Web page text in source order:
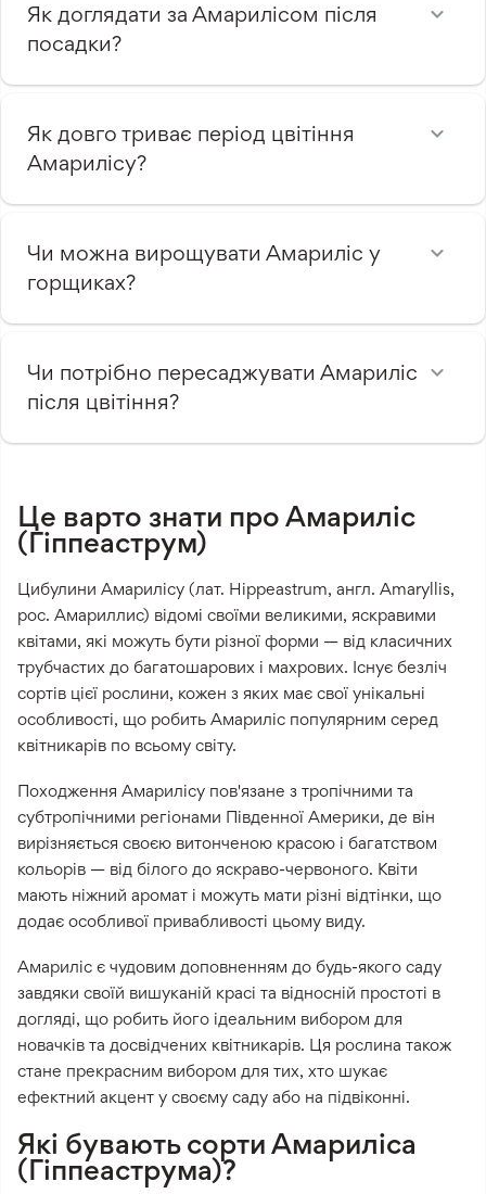
Як доглядати за Амарилісом після
посадки?
Як довго триває період цвітіння
Амарилісу?
Чи можна вирощувати Амариліс у
горщиках?
Чи потрібно пересаджувати Амариліс
після цвітіння?
Це варто знати про Амариліс
(Гіппеаструм)
Цибулини Амарилісу (лат. Hippeastrum, англ. Amaryllis,
рос. Амариллис) відомі своїми великими, яскравими
квітами, які можуть бути різної форми — від класичних
трубчастих до багатошарових і махрових. Існує безліч
сортів цієї рослини, кожен з яких має свої унікальні
особливості, що робить Амариліс популярним серед
квітникарів по всьому світу.
Походження Амарилісу пов'язане з тропічними та
субтропічними регіонами Південної Америки, де він
вирізняється своєю витонченою красою і багатством
кольорів — від білого до яскраво-червоного. Квіти
мають ніжний аромат і можуть мати різні відтінки, що
додає особливої привабливості цьому виду.
Амариліс є чудовим доповненням до будь-якого саду
завдяки своїй вишуканій красі та відносній простоті в
догляді, що робить його ідеальним вибором для
новачків та досвідчених квітникарів. Ця рослина також
стане прекрасним вибором для тих, хто шукає
ефектний акцент у своєму саду або на підвіконні.
Які бувають сорти Амариліса
(Гіппеаструма)?